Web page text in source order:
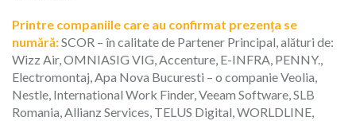
Printre companiile care au confirmat prezența se
numără:SCOR – în calitate de Partener Principal, alături de:
Wizz Air, OMNIASIG VIG, Accenture, E-INFRA, PENNY.,
Electromontaj, Apa Nova Bucuresti – o companie Veolia,
Nestle, International Work Finder, Veeam Software, SLB
Romania, Allianz Services, TELUS Digital, WORLDLINE,